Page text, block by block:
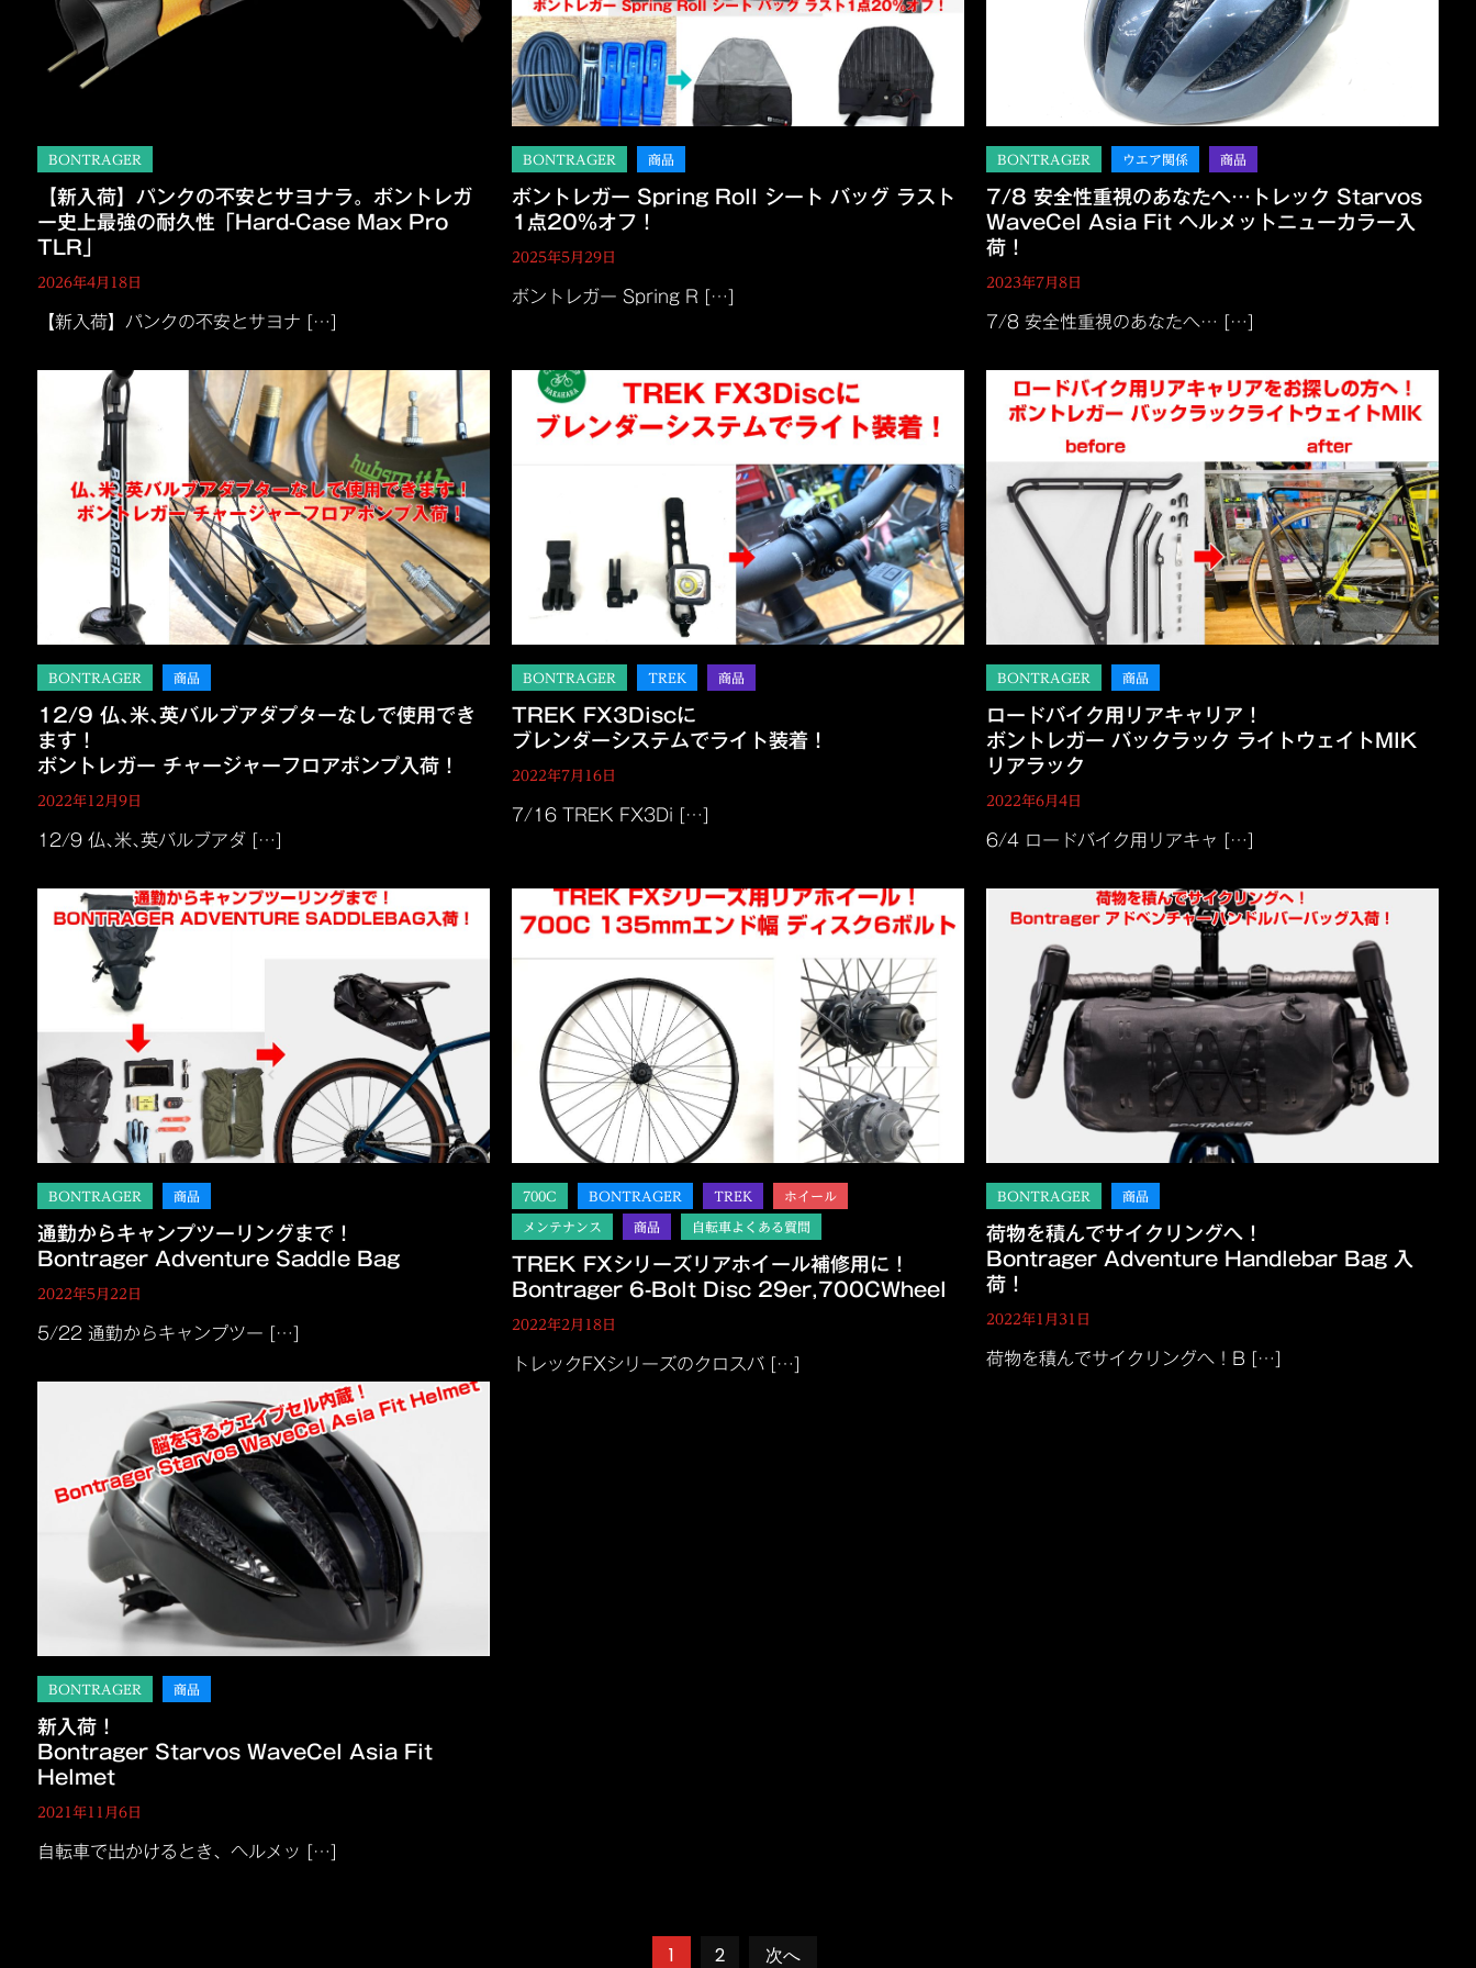
【新入荷】パンクの不安とサヨナラ。ボントレガ
ー史上最強の耐久性「Hard-Case Max Pro
TLR」
2026年4月18日
【新入荷】パンクの不安とサヨナ […]
ボントレガー Spring Roll シート バッグ ラスト
1点20％オフ！
2025年5月29日
ボントレガー Spring R […]
7/8 安全性重視のあなたへ…トレック Starvos
WaveCel Asia Fit ヘルメットニューカラー入
荷！
2023年7月8日
7/8 安全性重視のあなたへ… […]
12/9 仏､米､英バルブアダプターなしで使用でき
ます！
ボントレガー チャージャーフロアポンプ入荷！
2022年12月9日
12/9 仏､米､英バルブアダ […]
TREK FX3Discに
ブレンダーシステムでライト装着！
2022年7月16日
7/16 TREK FX3Di […]
ロードバイク用リアキャリア！
ボントレガー バックラック ライトウェイトMIK
リアラック
2022年6月4日
6/4 ロードバイク用リアキャ […]
通勤からキャンプツーリングまで！
Bontrager Adventure Saddle Bag
2022年5月22日
5/22 通勤からキャンプツー […]
TREK FXシリーズリアホイール補修用に！
Bontrager 6-Bolt Disc 29er,700CWheel
2022年2月18日
トレックFXシリーズのクロスバ […]
荷物を積んでサイクリングへ！
Bontrager Adventure Handlebar Bag 入
荷！
2022年1月31日
荷物を積んでサイクリングへ！B […]
新入荷！
Bontrager Starvos WaveCel Asia Fit
Helmet
2021年11月6日
自転車で出かけるとき、ヘルメッ […]
1 2 次へ